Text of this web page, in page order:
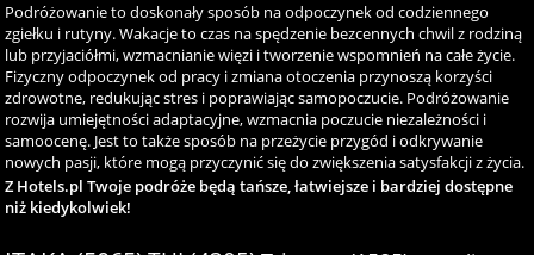
Podróżowanie to doskonały sposób na odpoczynek od codziennego
zgiełku i rutyny. Wakacje to czas na spędzenie bezcennych chwil z rodziną
lub przyjaciółmi, wzmacnianie więzi i tworzenie wspomnień na całe życie.
Fizyczny odpoczynek od pracy i zmiana otoczenia przynoszą korzyści
zdrowotne, redukując stres i poprawiając samopoczucie. Podróżowanie
rozwija umiejętności adaptacyjne, wzmacnia poczucie niezależności i
samoocenę. Jest to także sposób na przeżycie przygód i odkrywanie
nowych pasji, które mogą przyczynić się do zwiększenia satysfakcji z życia.
Z Hotels.pl Twoje podróże będą tańsze, łatwiejsze i bardziej dostępne
niż kiedykolwiek!